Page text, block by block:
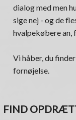
dialog med men
sige nej - og de
hvalpekøbere an,
Vi håber, du
fornøjelse.
FIND